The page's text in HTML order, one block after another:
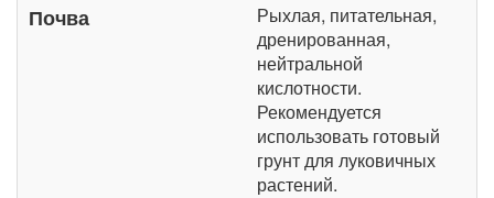
Почва
Рыхлая, питательная,
дренированная,
нейтральной
кислотности.
Рекомендуется
использовать готовый
грунт для луковичных
растений.